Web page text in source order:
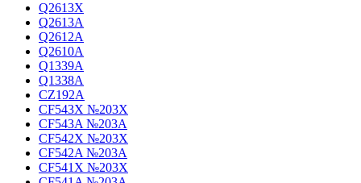
Q2613X
Q2613A
Q2612A
Q2610A
Q1339A
Q1338A
CZ192A
CF543X №203X
CF543A №203A
CF542X №203X
CF542A №203A
CF541X №203X